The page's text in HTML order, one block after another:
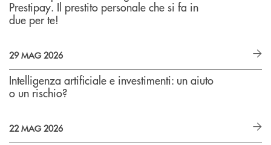
Prestipay. Il prestito personale che si fa in
due per te!
29 MAG 2026
Intelligenza artificiale e investimenti: un aiuto
o un rischio?
22 MAG 2026